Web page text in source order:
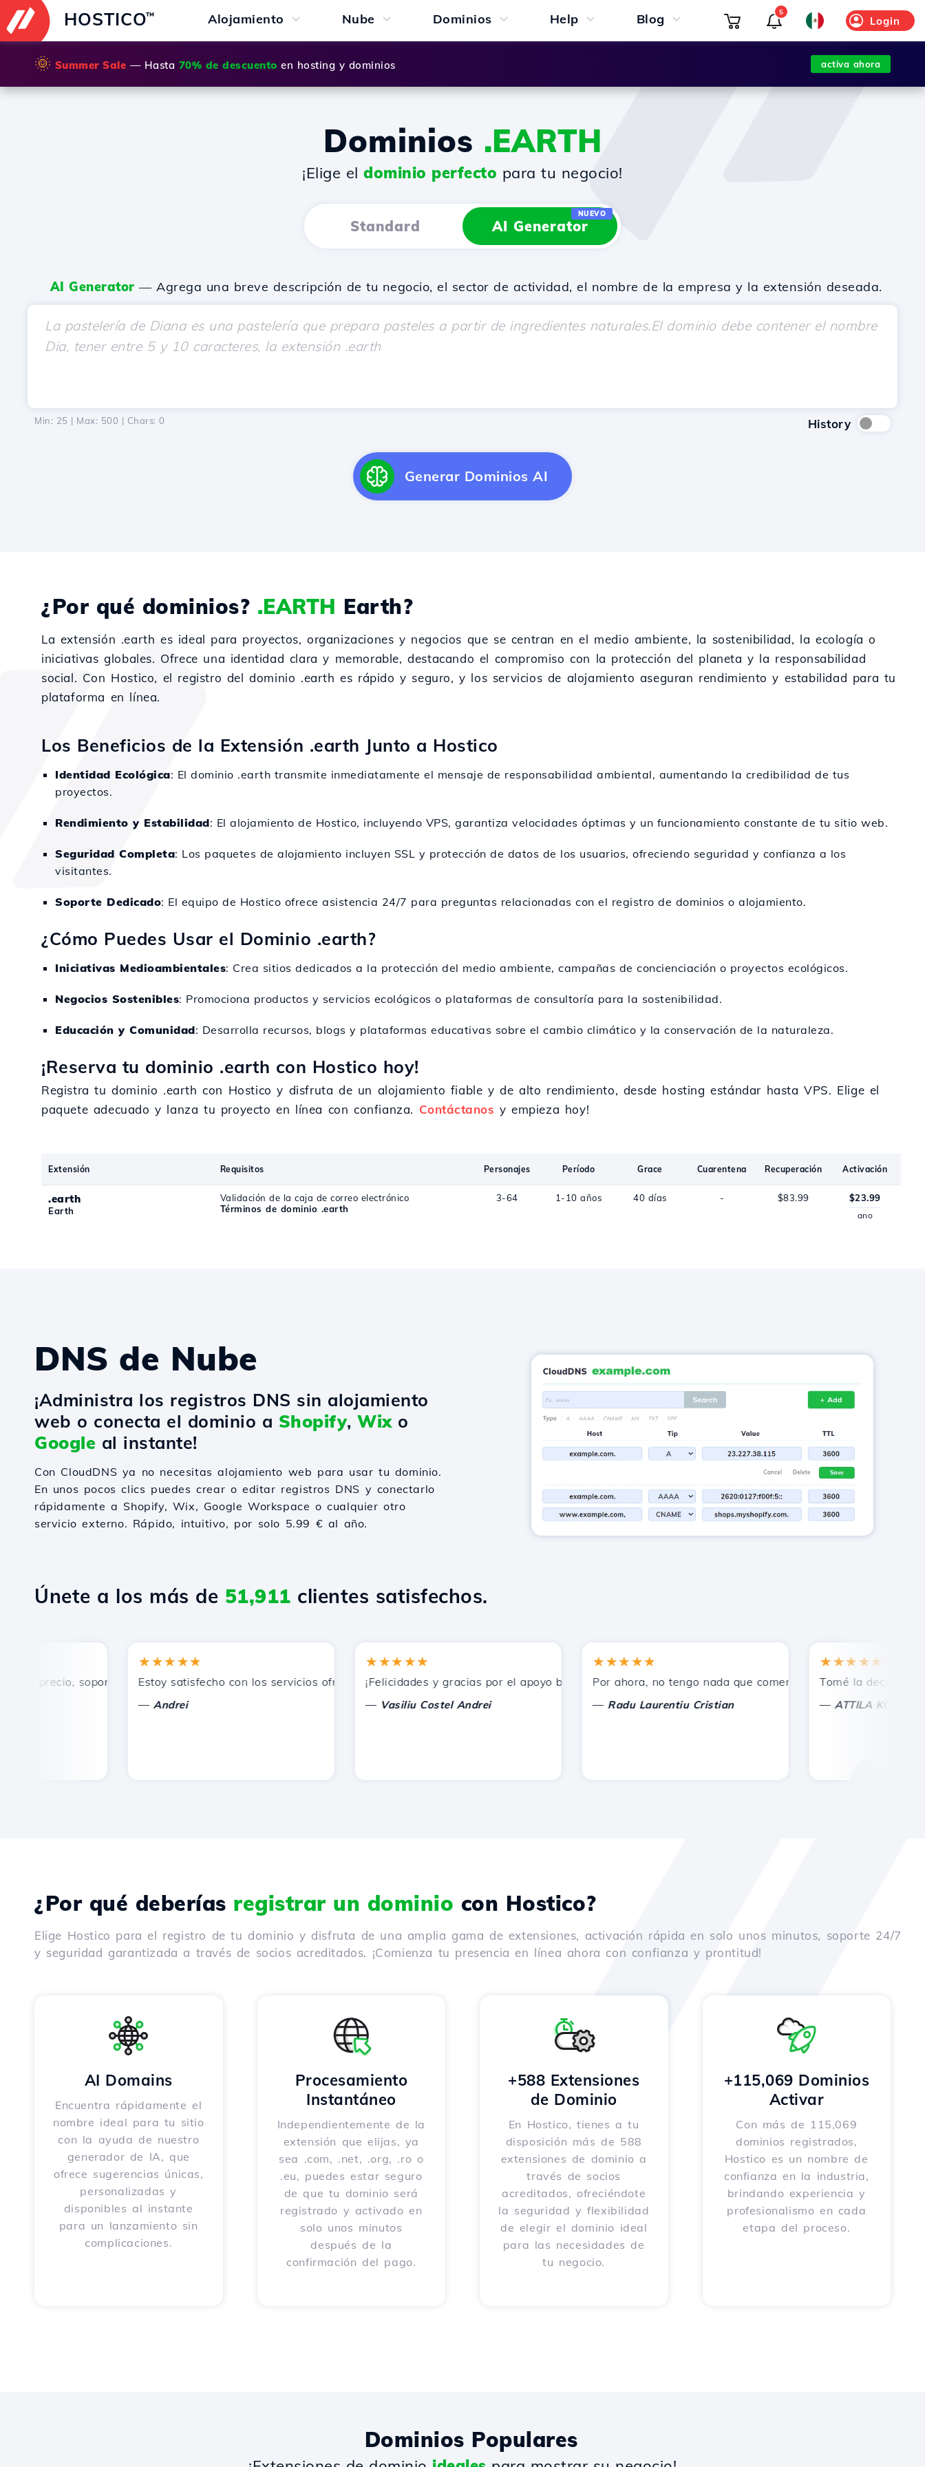
HOSTICO™ Alojamiento Nube Dominios Help Blog Login
5
🌞 Summer Sale — Hasta 70% de descuento en hosting y dominios activa ahora
Dominios .EARTH
¡Elige eldominio perfecto para tu negocio!
Standard AI Generator
NUEVO
AI Generator — Agrega una breve descripción de tu negocio, el sector de actividad, el nombre de la empresa y la extensión deseada.
Min: 25 | Max: 500 | Chars: 0 History
Generar Dominios AI
¿Por qué dominios? .EARTH Earth?
La extensión .earth es ideal para proyectos, organizaciones y negocios que se centran en el medio ambiente, la sostenibilidad, la ecología o
iniciativas globales. Ofrece una identidad clara y memorable, destacando el compromiso con la protección del planeta y la responsabilidad
social. Con Hostico, el registro del dominio .earth es rápido y seguro, y los servicios de alojamiento aseguran rendimiento y estabilidad para tu
plataforma en línea.
Los Beneficios de la Extensión .earth Junto a Hostico
Identidad Ecológica: El dominio .earth transmite inmediatamente el mensaje de responsabilidad ambiental, aumentando la credibilidad de tus
proyectos.
Rendimiento y Estabilidad: El alojamiento de Hostico, incluyendo VPS, garantiza velocidades óptimas y un funcionamiento constante de tu sitio web.
Seguridad Completa: Los paquetes de alojamiento incluyen SSL y protección de datos de los usuarios, ofreciendo seguridad y confianza a los
visitantes.
Soporte Dedicado: El equipo de Hostico ofrece asistencia 24/7 para preguntas relacionadas con el registro de dominios o alojamiento.
¿Cómo Puedes Usar el Dominio .earth?
Iniciativas Medioambientales: Crea sitios dedicados a la protección del medio ambiente, campañas de concienciación o proyectos ecológicos.
Negocios Sostenibles: Promociona productos y servicios ecológicos o plataformas de consultoría para la sostenibilidad.
Educación y Comunidad: Desarrolla recursos, blogs y plataformas educativas sobre el cambio climático y la conservación de la naturaleza.
¡Reserva tu dominio .earth con Hostico hoy!
Registra tu dominio .earth con Hostico y disfruta de un alojamiento fiable y de alto rendimiento, desde hosting estándar hasta VPS. Elige el
paquete adecuado y lanza tu proyecto en línea con confianza. Contáctanos y empieza hoy!
Extensión Requisitos Personajes Período Grace Cuarentena Recuperación Activación
.earth
Earth
Validación de la caja de correo electrónico
Términos de dominio .earth
3-64 1-10 años 40 días - $83.99 $23.99
ano
DNS de Nube
¡Administra los registros DNS sin alojamiento
web o conecta el dominio a Shopify, Wixo
Google al instante!
Con CloudDNS ya no necesitas alojamiento web para usar tu dominio.
En unos pocos clics puedes crear o editar registros DNS y conectarlo
rápidamente a Shopify, Wix, Google Workspace o cualquier otro
servicio externo. Rápido, intuitivo, por solo 5.99 € al año.
Únete a los más de 51,911 clientes satisfechos.
precio, soporte técnico rápido y eficiente.
★★★★★
Estoy satisfecho con los servicios ofrecidos por Hostico. Los he recomendado a otros conocidos.
Andrei
★★★★★
¡Felicidades y gracias por el apoyo brindado!
Vasiliu Costel Andrei
★★★★★
Por ahora, no tengo nada que comentar, solo agradecer. Con
Radu Laurentiu Cristian
★★★★★
Tomé la decisión
ATTILA KOLES
¿Por qué deberías registrar un dominio con Hostico?
Elige Hostico para el registro de tu dominio y disfruta de una amplia gama de extensiones, activación rápida en solo unos minutos, soporte 24/7
y seguridad garantizada a través de socios acreditados. ¡Comienza tu presencia en línea ahora con confianza y prontitud!
AI Domains
Encuentra rápidamente el
nombre ideal para tu sitio
con la ayuda de nuestro
generador de IA, que
ofrece sugerencias únicas,
personalizadas y
disponibles al instante
para un lanzamiento sin
complicaciones.
Procesamiento
Instantáneo
Independientemente de la
extensión que elijas, ya
sea .com, .net, .org, .ro o
.eu, puedes estar seguro
de que tu dominio será
registrado y activado en
solo unos minutos
después de la
confirmación del pago.
+588 Extensiones
de Dominio
En Hostico, tienes a tu
disposición más de 588
extensiones de dominio a
través de socios
acreditados, ofreciéndote
la seguridad y flexibilidad
de elegir el dominio ideal
para las necesidades de
tu negocio.
+115,069 Dominios
Activar
Con más de 115,069
dominios registrados,
Hostico es un nombre de
confianza en la industria,
brindando experiencia y
profesionalismo en cada
etapa del proceso.
Dominios Populares